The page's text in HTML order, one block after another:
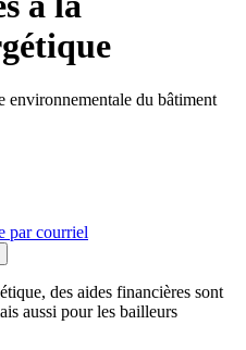
environnementale du bâtiment
par courriel
des aides financières sont
aussi pour les bailleurs